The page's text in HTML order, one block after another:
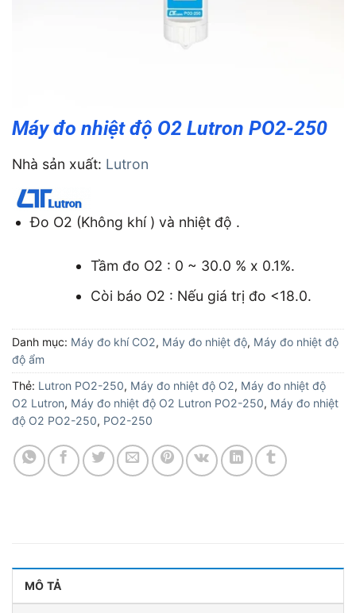
Máy đo nhiệt độ O2 Lutron PO2-250
Nhà sản xuất: Lutron
Đo O2 (Không khí ) và nhiệt độ .
Tầm đo O2 : 0 ~ 30.0 % x 0.1%.
Còi báo O2 : Nếu giá trị đo <18.0.
Danh mục: Máy đo khí CO2, Máy đo nhiệt độ, Máy đo nhiệt độ
độ ẩm
Thẻ: Lutron PO2-250, Máy đo nhiệt độ O2, Máy đo nhiệt độ
O2 Lutron, Máy đo nhiệt độ O2 Lutron PO2-250, Máy đo nhiệt
độ O2 PO2-250, PO2-250
MÔ TẢ